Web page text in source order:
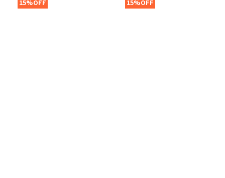
15%OFF 15%OFF